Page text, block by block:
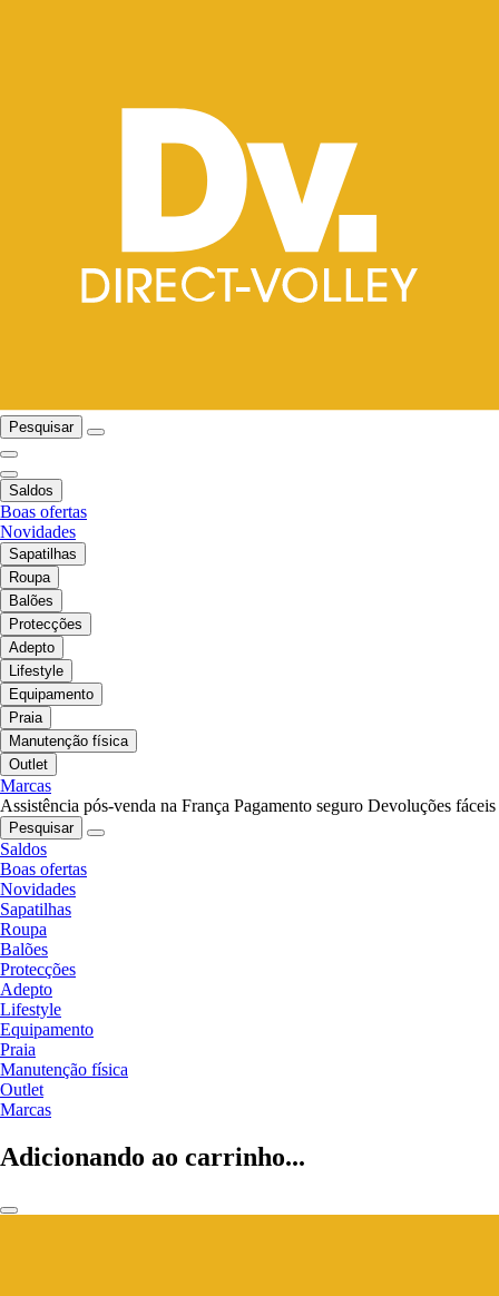
Pesquisar
Saldos
Boas ofertas
Novidades
Sapatilhas
Roupa
Balões
Protecções
Adepto
Lifestyle
Equipamento
Praia
Manutenção física
Outlet
Marcas
Assistência pós-venda na França Pagamento seguro Devoluções fáceis
Pesquisar
Saldos
Boas ofertas
Novidades
Sapatilhas
Roupa
Balões
Protecções
Adepto
Lifestyle
Equipamento
Praia
Manutenção física
Outlet
Marcas
Adicionando ao carrinho...